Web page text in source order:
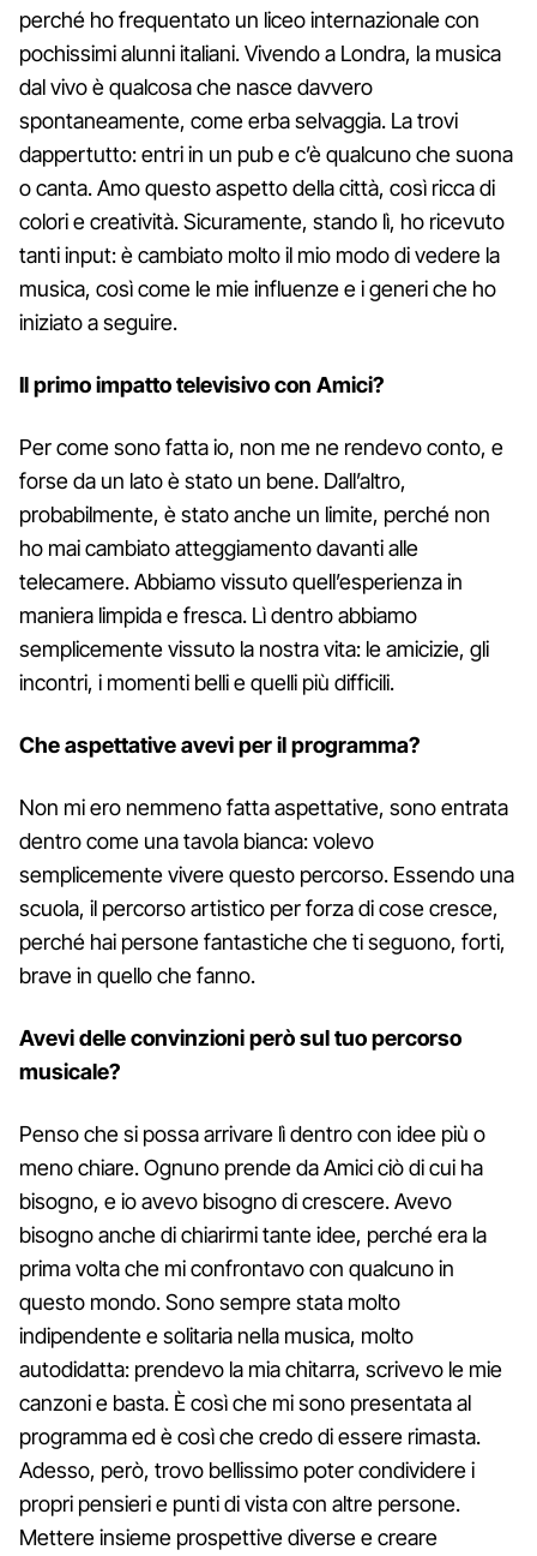
perché ho frequentato un liceo internazionale con
pochissimi alunni italiani. Vivendo a Londra, la musica
dal vivo è qualcosa che nasce davvero
spontaneamente, come erba selvaggia. La trovi
dappertutto: entri in un pub e c’è qualcuno che suona
o canta. Amo questo aspetto della città, così ricca di
colori e creatività. Sicuramente, stando lì, ho ricevuto
tanti input: è cambiato molto il mio modo di vedere la
musica, così come le mie influenze e i generi che ho
iniziato a seguire.
Il primo impatto televisivo con Amici?
Per come sono fatta io, non me ne rendevo conto, e
forse da un lato è stato un bene. Dall’altro,
probabilmente, è stato anche un limite, perché non
ho mai cambiato atteggiamento davanti alle
telecamere. Abbiamo vissuto quell’esperienza in
maniera limpida e fresca. Lì dentro abbiamo
semplicemente vissuto la nostra vita: le amicizie, gli
incontri, i momenti belli e quelli più difficili.
Che aspettative avevi per il programma?
Non mi ero nemmeno fatta aspettative, sono entrata
dentro come una tavola bianca: volevo
semplicemente vivere questo percorso. Essendo una
scuola, il percorso artistico per forza di cose cresce,
perché hai persone fantastiche che ti seguono, forti,
brave in quello che fanno.
Avevi delle convinzioni però sul tuo percorso
musicale?
Penso che si possa arrivare lì dentro con idee più o
meno chiare. Ognuno prende da Amici ciò di cui ha
bisogno, e io avevo bisogno di crescere. Avevo
bisogno anche di chiarirmi tante idee, perché era la
prima volta che mi confrontavo con qualcuno in
questo mondo. Sono sempre stata molto
indipendente e solitaria nella musica, molto
autodidatta: prendevo la mia chitarra, scrivevo le mie
canzoni e basta. È così che mi sono presentata al
programma ed è così che credo di essere rimasta.
Adesso, però, trovo bellissimo poter condividere i
propri pensieri e punti di vista con altre persone.
Mettere insieme prospettive diverse e creare